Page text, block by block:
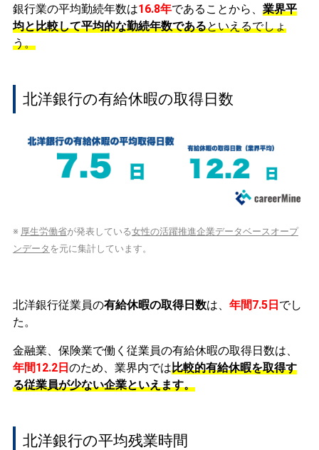
銀行業の平均勤続年数は16.8年であることから、 業界平
均と比較して平均的な勤続年数であるといえるでしょ
う。
北洋銀行の有給休暇の取得日数
※ 厚生労働省が発表している女性の活躍推進企業データベースオープ
ンデータ を元に集計しています。
北洋銀行従業員の有給休暇の取得日数は、 年間7.5日でし
た。
金融業、保険業で働く従業員の有給休暇の取得日数は、
年間12.2日のため、業界内では比較的有給休暇を取得す
る従業員が少ない企業といえます。
北洋銀行の平均残業時間